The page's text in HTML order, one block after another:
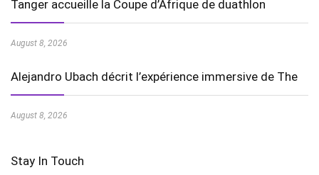
Tanger accueille la Coupe d’Afrique de duathlon
August 8, 2026
Alejandro Ubach décrit l’expérience immersive de The
August 8, 2026
Stay In Touch